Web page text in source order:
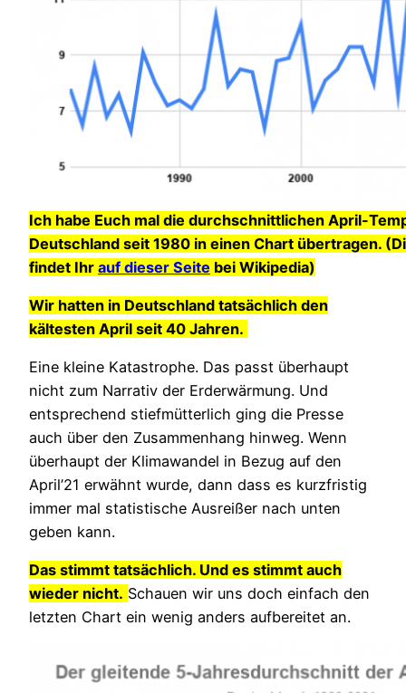
Ich habe Euch mal die durchschnittlichen April-
Deutschland seit 1980 in einen Chart übertragen.
findet Ihr auf dieser Seite bei Wikipedia)
Wir hatten in Deutschland tatsächlich den
kältesten April seit 40 Jahren.
Eine kleine Katastrophe. Das passt überhaupt
nicht zum Narrativ der Erderwärmung. Und
entsprechend stiefmütterlich ging die Presse
auch über den Zusammenhang hinweg. Wenn
überhaupt der Klimawandel in Bezug auf den
April’21 erwähnt wurde, dann dass es kurzfristig
immer mal statistische Ausreißer nach unten
geben kann.
Das stimmt tatsächlich. Und es stimmt auch
wieder nicht. Schauen wir uns doch einfach den
letzten Chart ein wenig anders aufbereitet an.